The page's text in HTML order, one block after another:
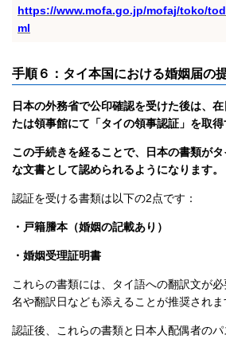
https://www.mofa.go.jp/mofaj/toko/
ml
手順６：タイ本国における婚姻届の
日本の外務省で公印確認を受けた後は、
たは領事館にて「タイの領事認証」を取得
この手続きを経ることで、日本の書類が
な文書として認められるようになります。
認証を受ける書類は以下の2点です：
・戸籍謄本（婚姻の記載あり）
・婚姻受理証明書
これらの書類には、タイ語への翻訳文が
名や翻訳日なども添えることが推奨されま
認証後、これらの書類と日本人配偶者の